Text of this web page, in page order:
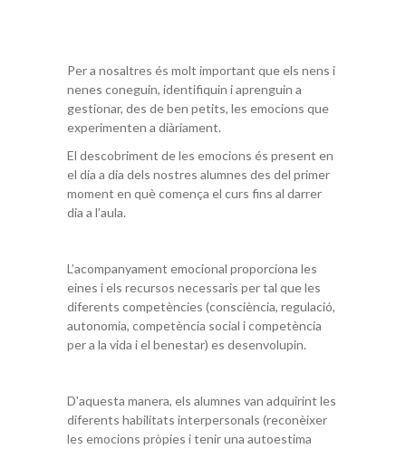
Per a nosaltres és molt important que els nens i
nenes coneguin, identifiquin i aprenguin a
gestionar, des de ben petits, les emocions que
experimenten a diàriament.
El descobriment de les emocions és present en
el dia a dia dels nostres alumnes des del primer
moment en què comença el curs fins al darrer
dia a l’aula.
L’acompanyament emocional proporciona les
eines i els recursos necessaris per tal que les
diferents competències (consciència, regulació,
autonomia, competència social i competència
per a la vida i el benestar) es desenvolupin.
D'aquesta manera, els alumnes van adquirint les
diferents habilitats interpersonals (reconèixer
les emocions pròpies i tenir una autoestima